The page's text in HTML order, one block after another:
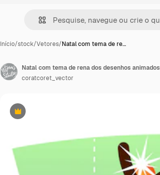
Início/stock/Vetores/Natal com tema de re…
Premium
Natal com tema de rena dos desenhos animados
coratcoret_vector